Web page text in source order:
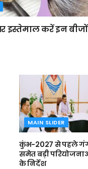
इस्तेमाल करें इन
MAIN SLIDER
कुंभ-2027 से पहले
समेत बड़ी
के निर्देश